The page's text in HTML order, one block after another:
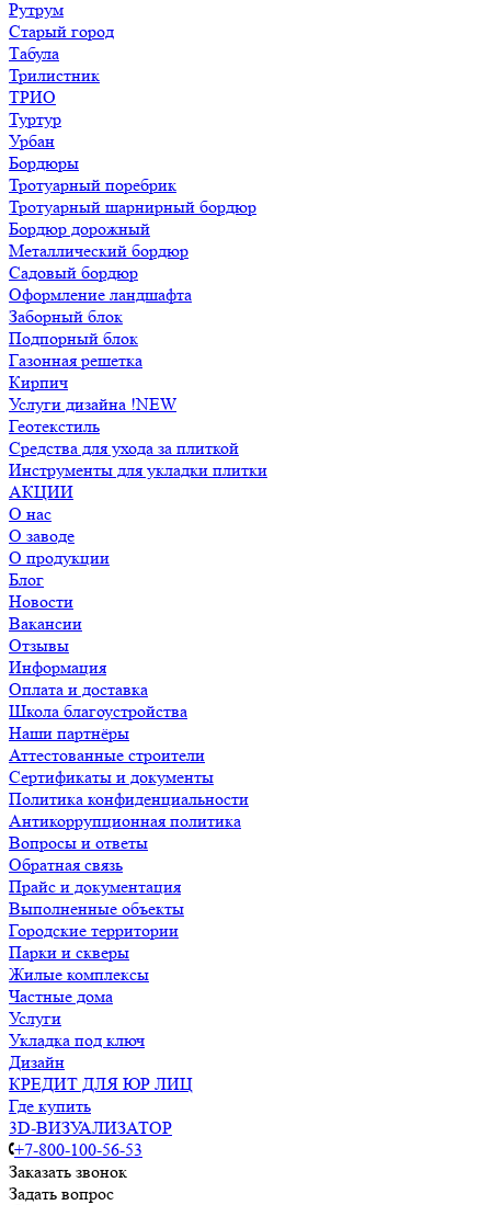
Рутрум
Старый город
Табула
Трилистник
ТРИО
Туртур
Урбан
Бордюры
Тротуарный поребрик
Тротуарный шарнирный бордюр
Бордюр дорожный
Металлический бордюр
Садовый бордюр
Оформление ландшафта
Заборный блок
Подпорный блок
Газонная решетка
Кирпич
Услуги дизайна !NEW
Геотекстиль
Средства для ухода за плиткой
Инструменты для укладки плитки
АКЦИИ
О нас
О заводе
О продукции
Блог
Новости
Вакансии
Отзывы
Информация
Оплата и доставка
Школа благоустройства
Наши партнёры
Аттестованные строители
Сертификаты и документы
Политика конфиденциальности
Антикоррупционная политика
Вопросы и ответы
Обратная связь
Прайс и документация
Выполненные объекты
Городские территории
Парки и скверы
Жилые комплексы
Частные дома
Услуги
Укладка под ключ
Дизайн
КРЕДИТ ДЛЯ ЮР ЛИЦ
Где купить
3D-ВИЗУАЛИЗАТОР
+7-800-100-56-53
Заказать звонок
Задать вопрос